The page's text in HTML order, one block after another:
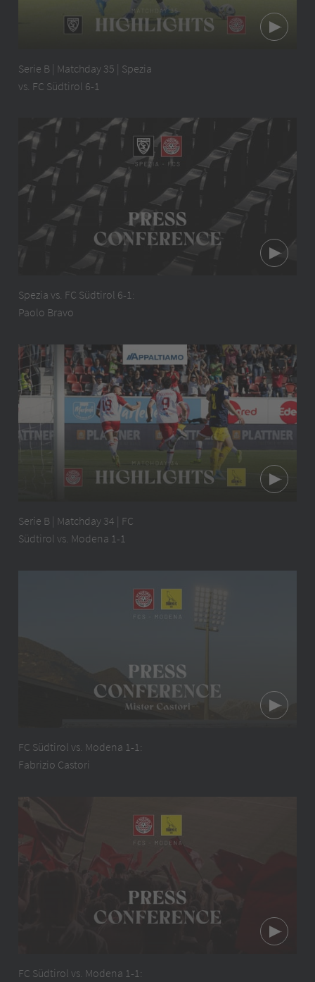
Serie B | Matchday 35 | Spezia
vs. FC Südtirol 6-1
Spezia vs. FC Südtirol 6-1:
Paolo Bravo
Serie B | Matchday 34 | FC
Südtirol vs. Modena 1-1
FC Südtirol vs. Modena 1-1:
Fabrizio Castori
FC Südtirol vs. Modena 1-1: